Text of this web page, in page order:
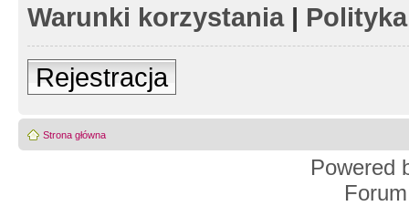
Warunki korzystania|
Rejestracja
Strona główna
Powered